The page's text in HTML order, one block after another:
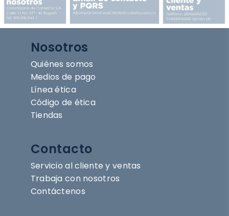
Nosotros
Quiénes somos
Medios de pago
Línea ética
Código de ética
Tiendas
Contacto
Servicio al cliente y ventas
Trabaja con nosotros
Contáctenos